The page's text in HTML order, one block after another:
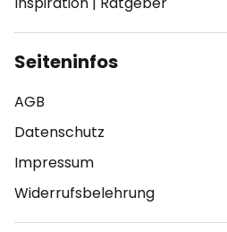
Seiteninfos
AGB
Datenschutz
Impressum
Widerrufsbelehrung